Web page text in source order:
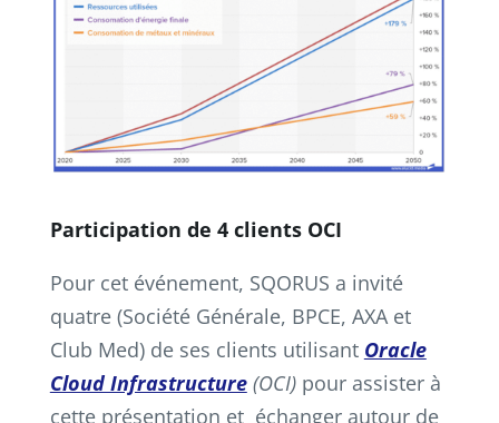
Participation de 4 clients OCI
Pour cet événement, SQORUS a invité
quatre (Société Générale, BPCE, AXA et
Club Med) de ses clients utilisant Oracle
Cloud Infrastructure(OCI)pour assister à
cette présentation et échanger autour de